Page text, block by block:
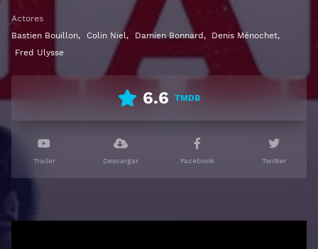
Ver Seules les Bêtes Gratis HD 1080p 720p | Idioma
español latino, subtitulado, castellano
Actores
Bastien Bouillon, Colin Niel, Damien Bonnard , Denis Ménochet,
Fred Ulysse
6.6 TMDB
Trailer Descargar Facebook Twitter